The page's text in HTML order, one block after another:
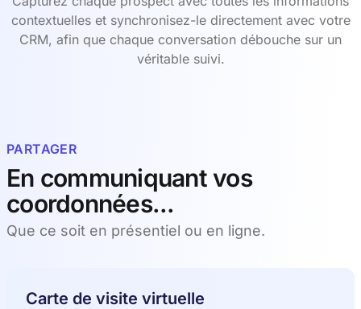
contextuelles et synchronisez-le directement avec votre
CRM, afin que chaque conversation débouche sur un
véritable suivi.
PARTAGER
En communiquant vos
coordonnées...
Que ce soit en présentiel ou en ligne.
Carte de visite virtuelle